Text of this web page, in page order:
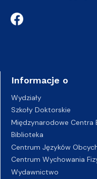
Informacje o
Wydziały
Szkoły Doktorskie
Międzynarodowe Centra
Biblioteka
Centrum Języków
Centrum Wychowania
Wydawnictwo